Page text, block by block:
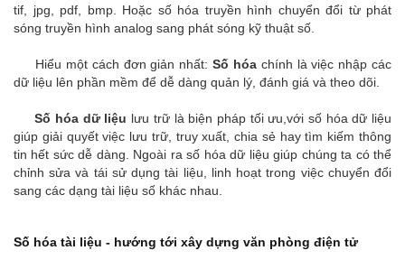
tif, jpg, pdf, bmp. Hoặc số hóa truyền hình chuyển đổi từ phát
sóng truyền hình analog sang phát sóng kỹ thuật số.
Hiểu một cách đơn giản nhất:Số hóachính là việc nhập các
dữ liệu lên phần mềm để dễ dàng quản lý, đánh giá và theo dõi.
Số hóa dữ liệu lưu trữ là biện pháp tối ưu,với số hóa dữ liệu
giúp giải quyết việc lưu trữ, truy xuất, chia sẻ hay tìm kiếm thông
tin hết sức dễ dàng. Ngoài ra số hóa dữ liệu giúp chúng ta có thể
chỉnh sửa và tái sử dụng tài liệu, linh hoạt trong việc chuyển đổi
sang các dạng tài liệu số khác nhau.
Số hóa tài liệu - hướng tới xây dựng văn phòng điện tử